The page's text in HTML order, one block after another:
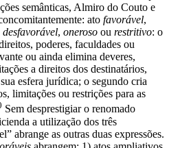
semânticas, Almiro do Couto e
ato favorável,
desfavorável, oneroso ou restritivo: o
poderes, faculdades ou
ou ainda elimina deveres,
a direitos dos destinatários,
esfera jurídica; o segundo cria
limitações ou restrições para as
Sem desprestigiar o renomado
a utilização dos três
abrange as outras duas expressões.